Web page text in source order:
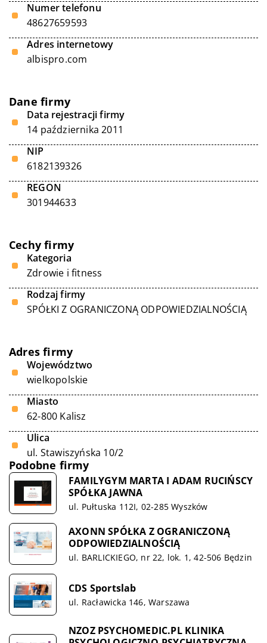
Numer telefonu
48627659593
Adres internetowy
albispro.com
Dane firmy
Data rejestracji firmy
14 października 2011
NIP
6182139326
REGON
301944633
Cechy firmy
Kategoria
Zdrowie i fitness
Rodzaj firmy
SPÓŁKI Z OGRANICZONĄ ODPOWIEDZIALNOŚCIĄ
Adres firmy
Województwo
wielkopolskie
Miasto
62-800 Kalisz
Ulica
ul. Stawiszyńska 10/2
Podobne firmy
FAMILYGYM MARTA I ADAM RUCIŃSCY
SPÓŁKA JAWNA
ul. Pułtuska 112I, 02-285 Wyszków
AXONN SPÓŁKA Z OGRANICZONĄ
ODPOWIEDZIALNOŚCIĄ
ul. BARLICKIEGO, nr 22, lok. 1, 42-506 Będzin
CDS Sportslab
ul. Racławicka 146, Warszawa
NZOZ PSYCHOMEDIC.PL KLINIKA